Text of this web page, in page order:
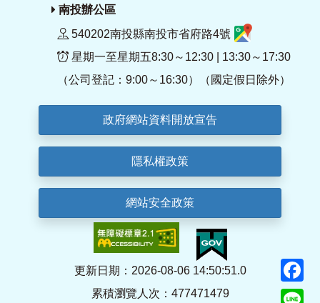
南投辦公區
540202南投縣南投市省府路4號
星期一至星期五8:30～12:30 | 13:30～17:30
（公司登記：9:00～16:30）（國定假日除外）
政府網站資料開放宣告
隱私權政策
網站安全政策
更新日期：2026-08-06 14:50:51.0
累積瀏覽人次：477471479